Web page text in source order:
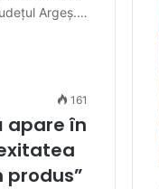
Argeș.…
161
apare în